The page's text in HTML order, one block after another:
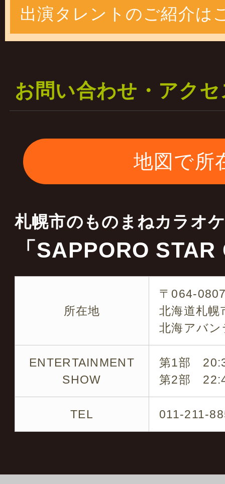
価格改正させていただ
一部の料金は据え置き
二部の料金を￥５００
します
ご理解宜しくお願いい
2023年01月17日
当店はキャスティング
全国各地 ものまね・お
各タレントのキャステ
企業パーティー・結婚
の周年など
※ 是非お気軽にお問い
キャスティング実績の一
出演タレントのご紹介は
お問い合わせ・アク
地図で所
札幌市のものまねカラオ
「SAPPORO
所在地
〒064-
北海道札幌
北海アバ
ENTERTAINMENT
SHOW
第1部
第2部
TEL 011-211-